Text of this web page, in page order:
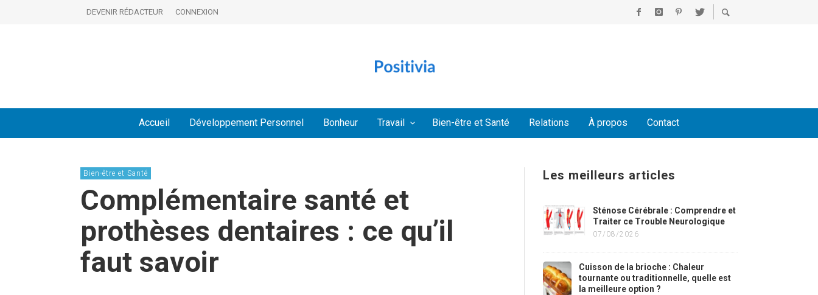
DEVENIR RÉDACTEUR CONNEXION
Accueil Développement Personnel Bonheur Travail Bien-être et Santé Relations À propos Contact
Bien-être et Santé
Complémentaire santé et
prothèses dentaires : ce qu’il
faut savoir
Les meilleurs articles
Sténose Cérébrale : Comprendre et
Traiter ce Trouble Neurologique
07/08/2026
Cuisson de la brioche : Chaleur
tournante ou traditionnelle, quelle est
la meilleure option ?